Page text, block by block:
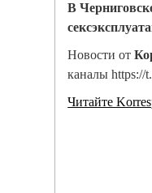
В
Новости от
каналы https://
Читайте